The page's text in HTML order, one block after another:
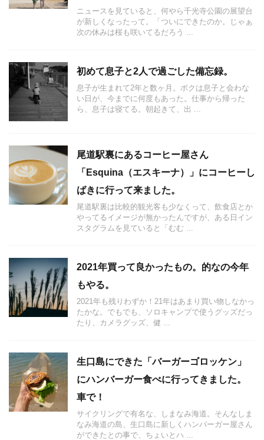
ニュースを見ていると、何やら千光寺公園の展望台
が新しくなったって。「ついにできたのか。じゃぁ
次の休みは桜も咲いてるだろう ...
初めて息子と2人で過ごした備忘録。
息子が生まれて2年と数ヶ月。ボクは息子と会わな
い日が、今までに何度もあった。仕事から帰った
ら、息子は寝てる。朝起きて、出 ...
尾道駅裏にあるコーヒー屋さん
「Esquina（エスキーナ）」にコーヒーし
ばきに行って来ました。
尾道駅裏は比較的観光客も少なくって、飲食店とか
やってるイメージが無かったんですが、ある日イン
スタグラムを見ていると「むむ ...
2021年買って良かったもの。的なの今年
もやる。
2021年も残りわずか！21年はあまり買い物しなかっ
たかな。でもでも、ソロキャンプで使うグッズだっ
たり、カメラグッズ、健 ...
生口島にできた「バーガーゴロッケン」
にハンバーガー食べに行ってきました。
車で！
サイクリングで有名な、しまなみ海道。そんなしま
なみ海道の島、生口島に新しくハンバーガー屋さん
ができたとの事で、ちょいとハ ...